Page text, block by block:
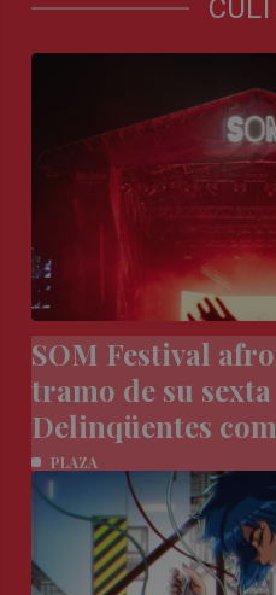
SOM Festival
tramo de su
Delinqüentes
PLAZA